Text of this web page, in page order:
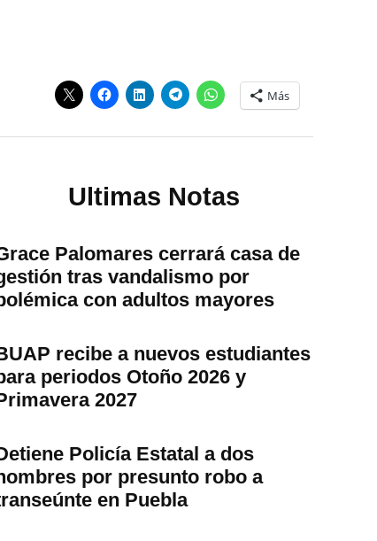
Más
Ultimas Notas
Palomares cerrará casa de
tras vandalismo por
con adultos mayores
recibe a nuevos estudiantes
periodos Otoño 2026 y
2027
Policía Estatal a dos
por presunto robo a
en Puebla